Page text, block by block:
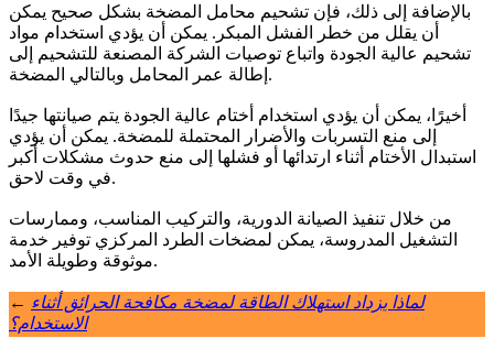
بالإضافة إلى ذلك، فإن تشحيم محامل المضخة بشكل صحيح يمكن
أن يقلل من خطر الفشل المبكر. يمكن أن يؤدي استخدام مواد
تشحيم عالية الجودة واتباع توصيات الشركة المصنعة للتشحيم إلى
إطالة عمر المحامل وبالتالي المضخة.
أخيرًا، يمكن أن يؤدي استخدام أختام عالية الجودة يتم صيانتها جيدًا
إلى منع التسربات والأضرار المحتملة للمضخة. يمكن أن يؤدي
استبدال الأختام أثناء ارتدائها أو فشلها إلى منع حدوث مشكلات أكبر
في وقت لاحق.
من خلال تنفيذ الصيانة الدورية، والتركيب المناسب، وممارسات
التشغيل المدروسة، يمكن لمضخات الطرد المركزي توفير خدمة
موثوقة وطويلة الأمد.
← لماذا يزداد استهلاك الطاقة لمضخة مكافحة الحرائق أثناء
الاستخدام؟